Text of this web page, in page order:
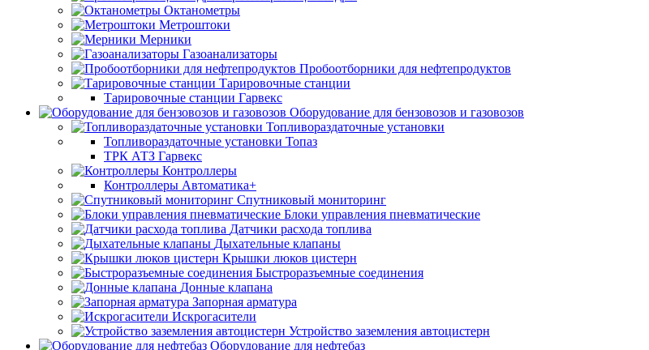
Октанометры
Метроштоки
Мерники
Газоанализаторы
Пробоотборники для нефтепродуктов
Тарировочные станции
Тарировочные станции Гарвекс
Оборудование для бензовозов и газовозов
Топливораздаточные установки
Топливораздаточные установки Топаз
ТРК АТЗ Гарвекс
Контроллеры
Контроллеры Автоматика+
Спутниковый мониторинг
Блоки управления пневматические
Датчики расхода топлива
Дыхательные клапаны
Крышки люков цистерн
Быстроразъемные соединения
Донные клапана
Запорная арматура
Искрогасители
Устройство заземления автоцистерн
Оборудование для нефтебаз